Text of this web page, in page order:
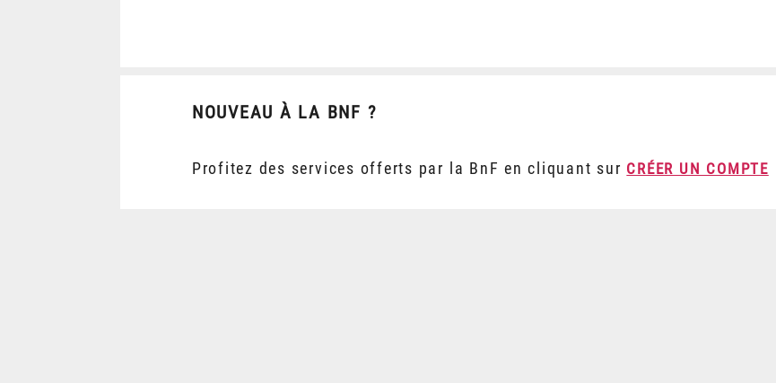
NOUVEAU À LA BNF ?
Profitez des services offerts par la BnF en cliquant sur CRÉER UN COMPTE